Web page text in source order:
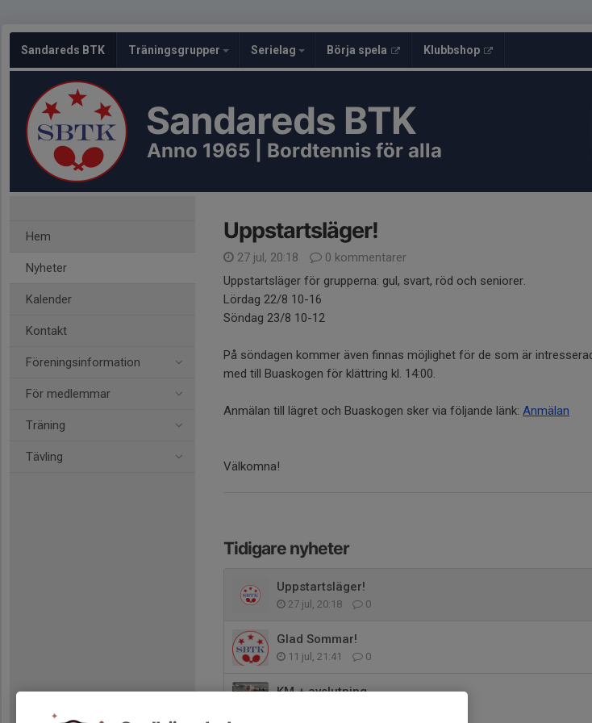
Sandareds BTK Träningsgrupper Serielag Börja spela Klubbshop
Sandareds BTK
Anno 1965 | Bordtennis för alla
Hem
Nyheter
Kalender
Kontakt
Föreningsinformation
För medlemmar
Träning
Tävling
Uppstartsläger!
27 jul, 20:18
0 kommentarer
Uppstartsläger för grupperna: gul, svart, röd och seniorer.
Lördag 22/8 10-16
Söndag 23/8 10-12
På söndagen kommer även finnas möjlighet för de som är
med till Buaskogen för klättring kl. 14:00.
Anmälan till lägret och Buaskogen sker via följande länk: Anmälan
Välkomna!
Tidigare nyheter
Uppstartsläger!
27 jul, 20:18 0
Glad Sommar!
11 jul, 21:41 0
KM + avslutning